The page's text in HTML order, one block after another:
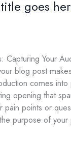
goes
Capturing Your
blog post
comes
opening that
points or
purpose of your